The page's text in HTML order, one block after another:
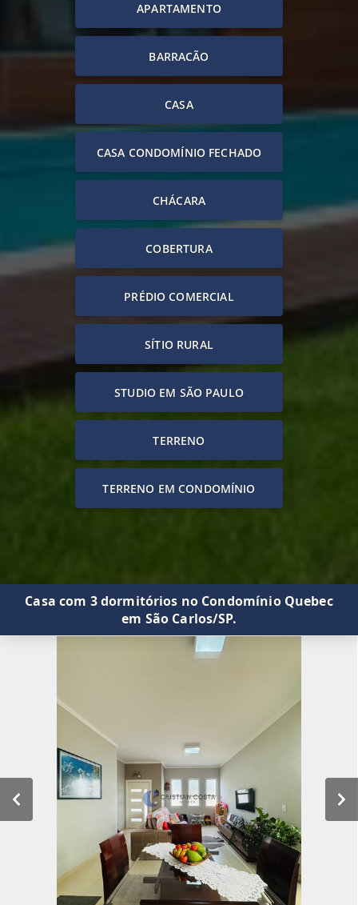
APARTAMENTO
BARRACÃO
CASA
CASA CONDOMÍNIO FECHADO
CHÁCARA
COBERTURA
PRÉDIO COMERCIAL
SÍTIO RURAL
STUDIO EM SÃO PAULO
TERRENO
TERRENO EM CONDOMÍNIO
Casa com 3 dormitórios no Condomínio Quebec
em São Carlos/SP.